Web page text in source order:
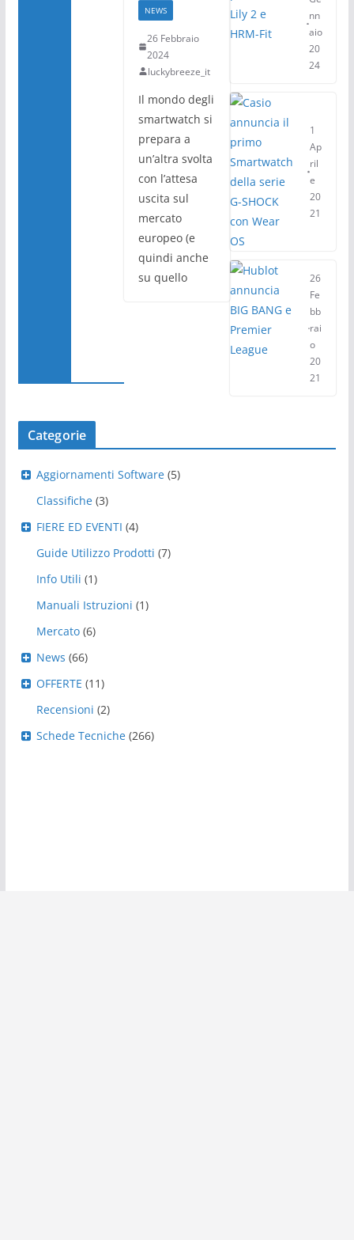
NEWS
26 Febbraio
2024
luckybreeze_it
Il mondo degli
smartwatch si
prepara a
un’altra svolta
con l’attesa
uscita sul
mercato
europeo (e
quindi anche
su quello
nn
aio
20
24
1
Ap
ril
e
20
21
26
Fe
bb
rai
o
20
21
Categorie
Aggiornamenti Software (5)
Classifiche (3)
FIERE ED EVENTI (4)
Guide Utilizzo Prodotti (7)
Info Utili (1)
Manuali Istruzioni (1)
Mercato (6)
News (66)
OFFERTE (11)
Recensioni (2)
Schede Tecniche (266)